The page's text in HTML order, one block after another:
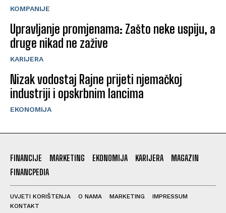
KOMPANIJE
Upravljanje promjenama: Zašto neke uspiju, a
druge nikad ne zažive
KARIJERA
Nizak vodostaj Rajne prijeti njemačkoj
industriji i opskrbnim lancima
EKONOMIJA
FINANCIJE MARKETING EKONOMIJA KARIJERA
MAGAZIN
FINANCPEDIA
UVJETI KORIŠTENJA O NAMA MARKETING
IMPRESSUM
KONTAKT